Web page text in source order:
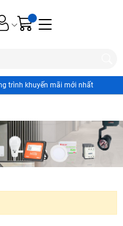
trình khuyến mãi mới nhất